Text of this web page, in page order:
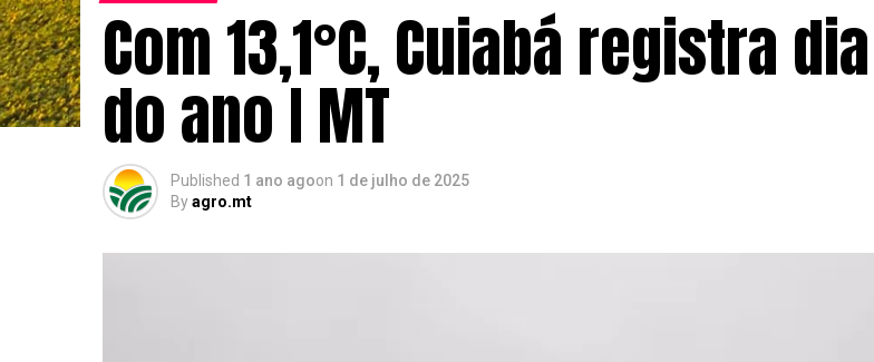
Com 13,1°C, Cuiabá registra
do ano I MT
Published 1 ano agoon 1 de julho de 2025
Byagro.mt